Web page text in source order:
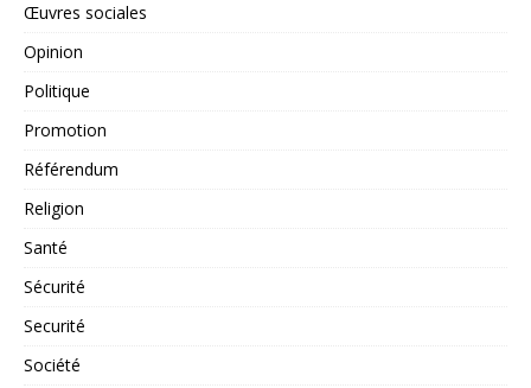
Œuvres sociales
Opinion
Politique
Promotion
Référendum
Religion
Santé
Sécurité
Securité
Société